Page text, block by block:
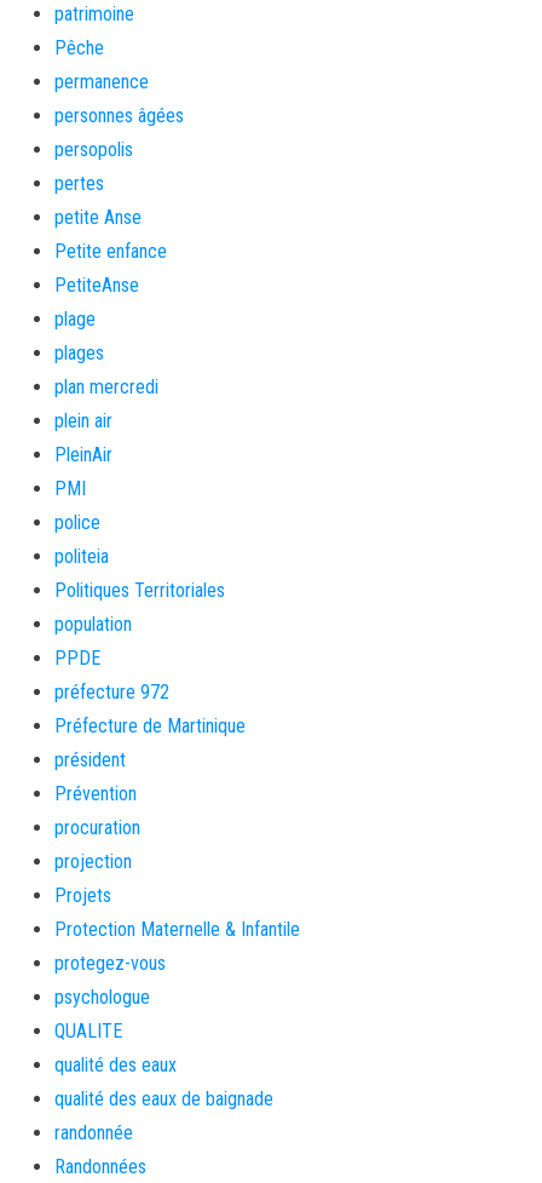
patrimoine
Pêche
permanence
personnes âgées
persopolis
pertes
petite Anse
Petite enfance
PetiteAnse
plage
plages
plan mercredi
plein air
PleinAir
PMI
police
politeia
Politiques Territoriales
population
PPDE
préfecture 972
Préfecture de Martinique
président
Prévention
procuration
projection
Projets
Protection Maternelle & Infantile
protegez-vous
psychologue
QUALITE
qualité des eaux
qualité des eaux de baignade
randonnée
Randonnées